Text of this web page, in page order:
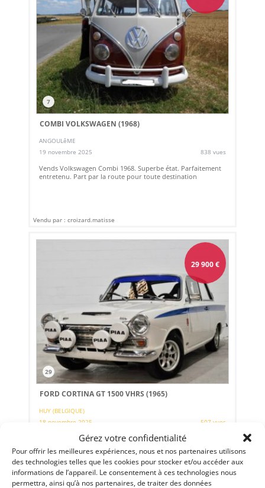
Gérez votre confidentialité
Pour offrir les meilleures expériences, nous et nos partenaires utilisons
des technologies telles que les cookies pour stocker et/ou accéder aux
informations de l’appareil. Le consentement à ces technologies nous
permettra, ainsi qu’à nos partenaires, de traiter des données
7
COMBI VOLKSWAGEN (1968)
ANGOULêME
19 novembre 2025
838 vues
Vends Volkswagen Combi 1968. Superbe état. Parfaitement
entretenu. Part par la route pour toute destination
Vendu par : croizard.matisse
29 900€
29
FORD CORTINA GT 1500 VHRS (1965)
HUY (BELGIQUE)
18 novembre 2025
507 vues
Vends Ford Cortina 1965. Idéale rallye régularité. Très beau
palmarès. Moteur +- 120cv. Pas de frais à réaliser sur ce
véhicule.